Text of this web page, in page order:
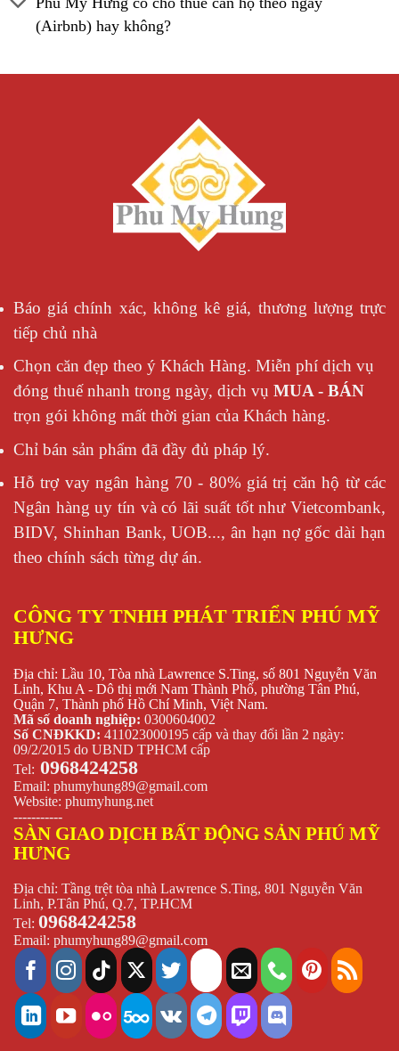
(Airbnb) hay không?
Báo giá chính xác, không kê giá, thương lượng trực
tiếp chủ nhà
Chọn căn đẹp theo ý Khách Hàng. Miễn phí dịch vụ
đóng thuế nhanh trong ngày, dịch vụ MUA - BÁN
trọn gói không mất thời gian của Khách hàng.
Chỉ bán sản phẩm đã đầy đủ pháp lý.
Hỗ trợ vay ngân hàng 70 - 80% giá trị căn hộ từ các
Ngân hàng uy tín và có lãi suất tốt như Vietcombank,
BIDV, Shinhan Bank, UOB..., ân hạn nợ gốc dài hạn
theo chính sách từng dự án.
CÔNG TY TNHH PHÁT TRIỂN PHÚ MỸ
HƯNG
Địa chỉ: Lầu 10, Tòa nhà Lawrence S.Ting, số 801 Nguyễn Văn
Linh, Khu A - Dô thị mới Nam Thành Phố, phường Tân Phú,
Quận 7, Thành phố Hồ Chí Minh, Việt Nam.
Mã số doanh nghiệp: 0300604002
Số CNĐKKD: 411023000195 cấp và thay đổi lần 2 ngày:
09/2/2015 do UBND TPHCM cấp
Tel: 0968424258
Email: phumyhung89@gmail.com
Website: phumyhung.net
-----------
SÀN GIAO DỊCH BẤT ĐỘNG SẢN PHÚ MỸ
HƯNG
Địa chỉ: Tầng trệt tòa nhà Lawrence S.Ting, 801 Nguyễn Văn
Linh, P.Tân Phú, Q.7, TP.HCM
Tel: 0968424258
Email: phumyhung89@gmail.com